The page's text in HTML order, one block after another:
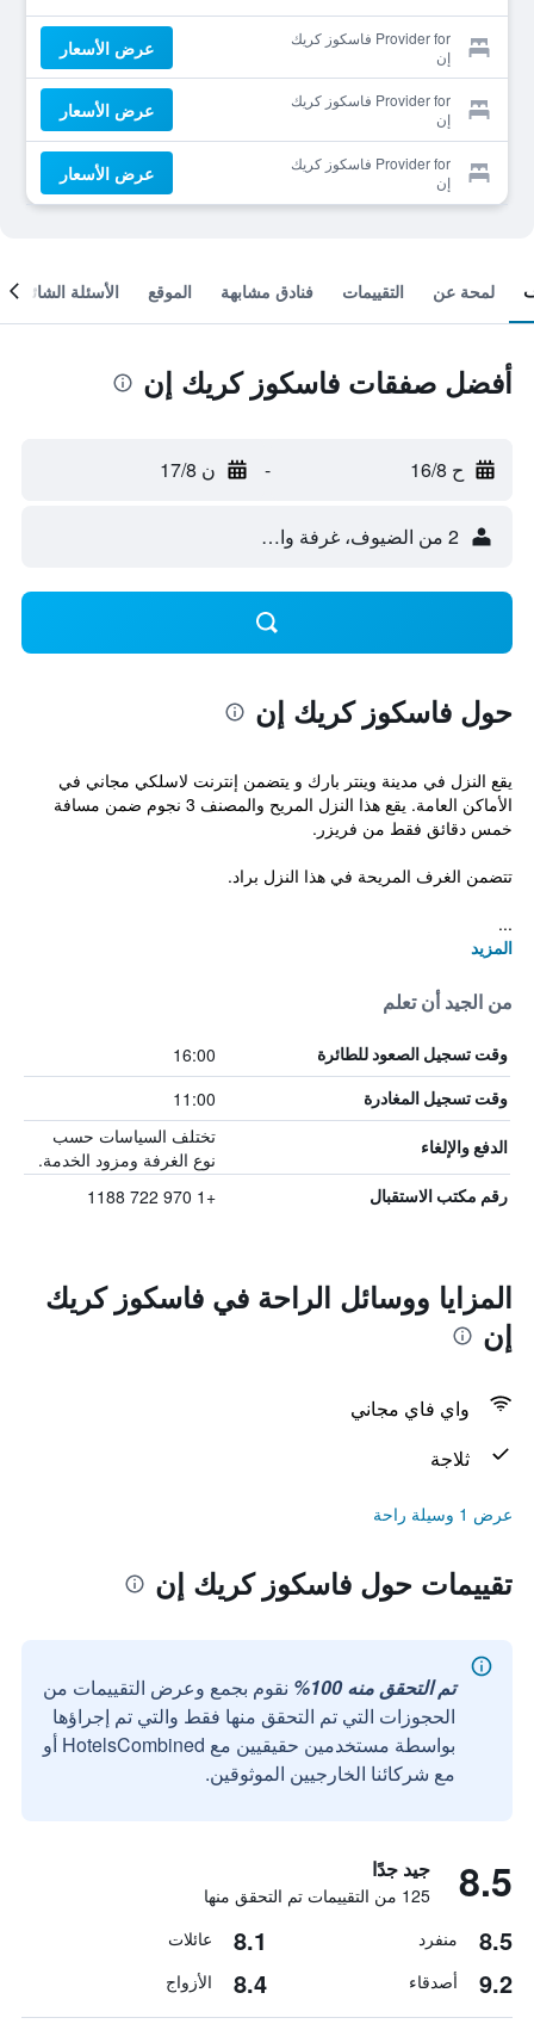
Provider for فاسكوز كريك
إن
عرض الأسعار
Provider for فاسكوز كريك
إن
عرض الأسعار
Provider for فاسكوز كريك
إن
عرض الأسعار
لمحة عن التقييمات فنادق مشابهة الموقع الأسئلة الشائعة
أفضل صفقات فاسكوز كريك إن
ح 16/8 - ن 17/8
2 من الضيوف، غرفة واحدة
حول فاسكوز كريك إن
يقع النزل في مدينة وينتر بارك و يتضمن إنترنت لاسلكي مجاني في
الأماكن العامة. يقع هذا النزل المريح والمصنف 3 نجوم ضمن مسافة
خمس دقائق فقط من فريزر.
تتضمن الغرف المريحة في هذا النزل براد.
...
المزيد
من الجيد أن تعلم
وقت تسجيل الصعود للطائرة 16:00
وقت تسجيل المغادرة 11:00
الدفع والإلغاء
تختلف السياسات حسب
نوع الغرفة ومزود الخدمة.
رقم مكتب الاستقبال +1 970 722 1188
المزايا ووسائل الراحة في فاسكوز كريك
إن
واي فاي مجاني
ثلاجة
عرض 1 وسيلة راحة
تقييمات حول فاسكوز كريك إن
تم التحقق منه 100%
نقوم بجمع وعرض التقييمات من
الحجوزات التي تم التحقق منها فقط والتي تم إجراؤها
بواسطة مستخدمين حقيقيين مع HotelsCombined أو
مع شركائنا الخارجيين الموثوقين.
8.5 جيد جدًا
125 من التقييمات تم التحقق منها
8.5 منفرد 8.1 عائلات
9.2 أصدقاء 8.4 الأزواج